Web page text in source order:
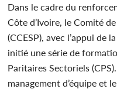
Dans le cadre du
Côte d’Ivoire, le Comité
(CCESP), avec l’appui de la
initié une série de
Paritaires Sectoriels
management d’équipe et le